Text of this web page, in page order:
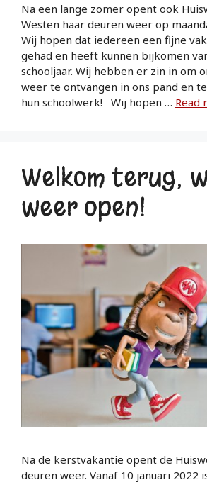
Na een lange zomer opent ook
Westen haar deuren weer op
Wij hopen dat iedereen een fijne
gehad en heeft kunnen bijkomen
schooljaar. Wij hebben er zin in om
weer te ontvangen in ons pand en
hun schoolwerk! Wij hopen … Read
Welkom terug;
weer open!
Na de kerstvakantie opent de
deuren weer. Vanaf 10 januari 2022